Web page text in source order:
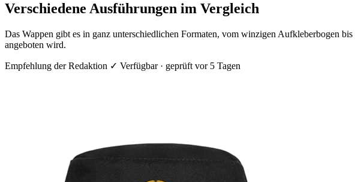
Verschiedene Ausführungen im Vergleich
Das Wappen gibt es in ganz unterschiedlichen Formaten, vom winzigen Aufkleberbogen
angeboten wird.
Empfehlung der Redaktion ✓ Verfügbar · geprüft vor 5 Tagen